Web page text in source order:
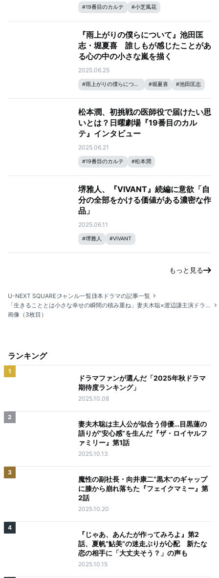
#19番目のカルテ #小芝風花
『雨上がりの僕らについて』池田匡
志・堀夏喜 誰しもが感じたことがあ
る心の中の小さな嵐を描く
2025.06.25
#雨上がりの僕らについて #堀夏喜 #池田匡志
松本潤、初挑戦の医師役で届けたい思
いとは？日曜劇場『19番目のカル
テ』インタビュー
2025.06.21
#19番目のカルテ #松本潤
堺雅人、『VIVANT』続編に意欲「自
分の全部をかける価値がある濃密な作
品」
2025.06.11
#堺雅人 #VIVANT
もっと見る
U-NEXT SQUAREジャンル一覧日本ドラマの記事一覧
「生きることとは小さな幸せの瞬間の積み重ね」妻夫木聡×渡辺謙主演ドラマ『生きとし生けるもの』
画像（3枚目）
ランキング
1
ドラマファンが選んだ「2025年秋ドラマ
期待度ランキング」
2025.10.08
2
妻夫木聡は主人公が似合う俳優…目黒蓮の
語りが“安心感”を生んだ『ザ・ロイヤルフ
ァミリー』第1話
2025.10.13
3
魔性の副社長・向井康二“黒木”のギャップ
に膝から崩れ落ちた『フェイクマミー』第
2話
2025.10.20
4
『じゃあ、あんたが作ってみろよ』第2
話、夏帆“鮎美”の迷走ぶりが心配 新たな
恋の相手に「大丈夫そう？」の声も
2025.10.15